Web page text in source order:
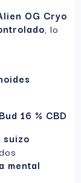
OG Cryo
, lo
16 % CBD
suizo
mental